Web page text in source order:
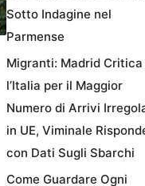
Sotto Indagine nel
Parmense
Migranti: Madrid Critica
l’Italia per il Maggior
Numero di Arrivi
in UE, Viminale
con Dati Sugli Sbarchi
Come Guardare Ogni